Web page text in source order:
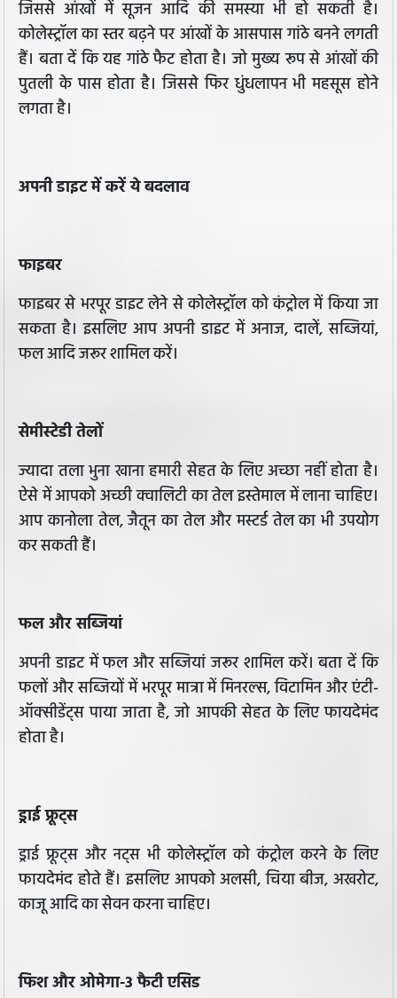
जिससे आंखों में सूजन आदि की समस्या भी हो सकती है।
कोलेस्ट्रॉल का स्तर बढ़ने पर आंखों के आसपास गांठे बनने लगती
हैं। बता दें कि यह गांठे फैट होता है। जो मुख्य रूप से आंखों की
पुतली के पास होता है। जिससे फिर धुंधलापन भी महसूस होने
लगता है।
अपनी डाइट में करें ये बदलाव
फाइबर
फाइबर से भरपूर डाइट लेने से कोलेस्ट्रॉल को कंट्रोल में किया जा
सकता है। इसलिए आप अपनी डाइट में अनाज, दालें, सब्जियां,
फल आदि जरूर शामिल करें।
सेमीस्टेडी तेलों
ज्यादा तला भुना खाना हमारी सेहत के लिए अच्छा नहीं होता है।
ऐसे में आपको अच्छी क्वालिटी का तेल इस्तेमाल में लाना चाहिए।
आप कानोला तेल, जैतून का तेल और मस्टर्ड तेल का भी उपयोग
कर सकती हैं।
फल और सब्जियां
अपनी डाइट में फल और सब्जियां जरूर शामिल करें। बता दें कि
फलों और सब्जियों में भरपूर मात्रा में मिनरल्स, विटामिन और एंटी-
ऑक्सीडेंट्स पाया जाता है, जो आपकी सेहत के लिए फायदेमंद
होता है।
ड्राई फ्रूट्स
ड्राई फ्रूट्स और नट्स भी कोलेस्ट्रॉल को कंट्रोल करने के लिए
फायदेमंद होते हैं। इसलिए आपको अलसी, चिया बीज, अखरोट,
काजू आदि का सेवन करना चाहिए।
फिश और ओमेगा-3 फैटी एसिड